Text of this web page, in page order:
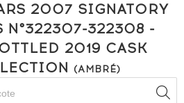
2007 SIGNATORY
N°322307-322308 -
2019 CASK
(AMBRÉ)